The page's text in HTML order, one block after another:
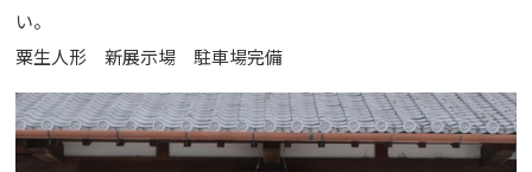
い。
粟生人形 新展示場 駐車場完備